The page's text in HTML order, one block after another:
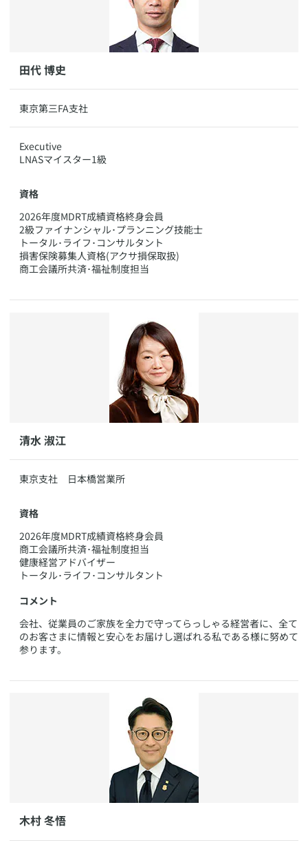
​田代 博史
​東京第三FA支社
​​Executive
LNASマイスター1級
資格
​2026年度MDRT成績資格終身会員
2級ファイナンシャル･プランニング技能士
トータル･ライフ･コンサルタント
損害保険募集人資格(アクサ損保取扱)
商工会議所共済･福祉制度担当
​​清水 淑江
​東京支社 日本橋営業所
資格
​2026年度MDRT成績資格終身会員
商工会議所共済･福祉制度担当
健康経営アドバイザー
トータル･ライフ･コンサルタント
コメント
​会社、従業員のご家族を全力で守ってらっしゃる経営者に、全て
のお客さまに情報と安心をお届けし選ばれる私である様に努めて
参ります。
​​木村 冬悟